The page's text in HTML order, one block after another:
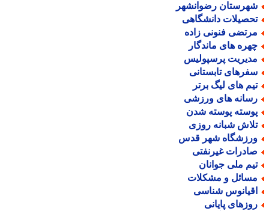
رضوانشهر
دانشگاهی
فنونی زاده
های ماندگار
پرسپولیس
تابستانی
های لیگ برتر
های ورزشی
پوسته شدن
شبانه روزی
شهر قدس
غیرنفتی
ملی جوانان
و مشکلات
شناسی
پایانی